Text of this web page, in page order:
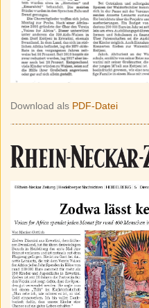
Download als PDF-Datei